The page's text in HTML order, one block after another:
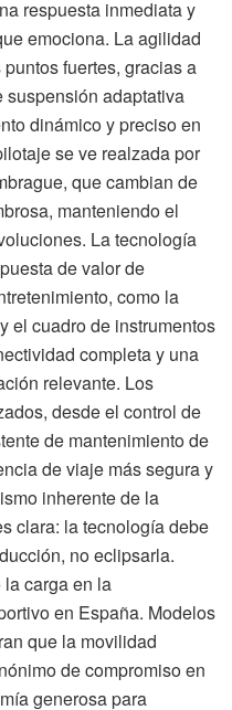
respuesta inmediata y
emociona. La agilidad
fuertes, gracias a
suspensión adaptativa
dinámico y preciso en
se ve realzada por
que cambian de
manteniendo el
La tecnología
de valor de
como la
el cuadro de instrumentos
completa y una
relevante. Los
desde el control de
de mantenimiento de
de viaje más segura y
inherente de la
clara: la tecnología debe
no eclipsarla.
carga en la
en España. Modelos
que la movilidad
de compromiso en
generosa para